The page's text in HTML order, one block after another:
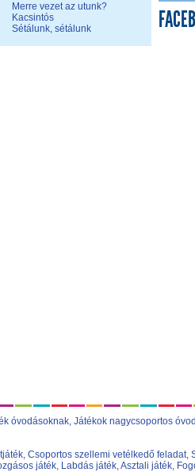
Merre vezet az utunk?
Kacsintós
Sétálunk, sétálunk
óvodásoknak, Játékok nagycsoportos
, Csoportos szellemi vetélkedő feladat,
játék, Labdás játék,Asztali játék,